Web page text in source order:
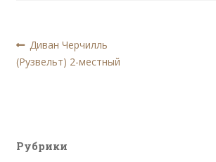
Навигация
по
Предыдущая
запись:
Диван Черчилль
(Рузвельт) 2-местный
Рубрики